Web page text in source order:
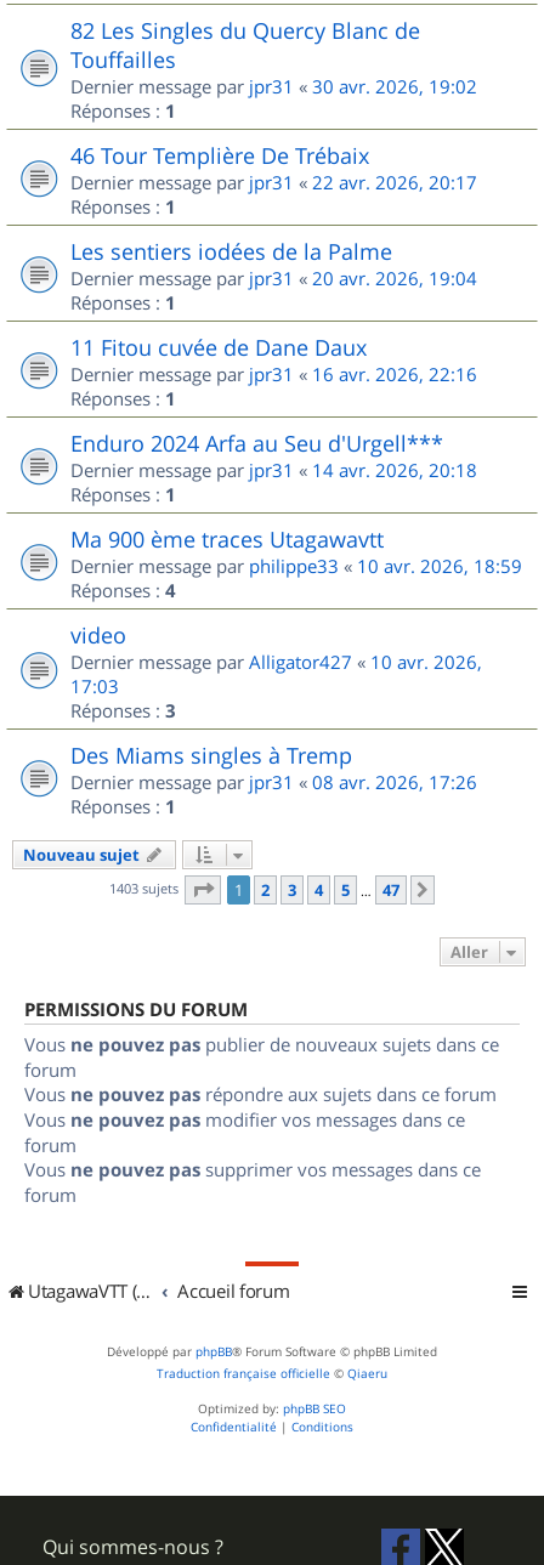
82 Les Singles du Quercy Blanc de
Touffailles
Dernier message par jpr31 « 30 avr. 2026, 19:02
Réponses : 1
46 Tour Templière De Trébaix
Dernier message par jpr31 « 22 avr. 2026, 20:17
Réponses : 1
Les sentiers iodées de la Palme
Dernier message par jpr31 « 20 avr. 2026, 19:04
Réponses : 1
11 Fitou cuvée de Dane Daux
Dernier message par jpr31 « 16 avr. 2026, 22:16
Réponses : 1
Enduro 2024 Arfa au Seu d'Urgell***
Dernier message par jpr31 « 14 avr. 2026, 20:18
Réponses : 1
Ma 900 ème traces Utagawavtt
Dernier message par philippe33 « 10 avr. 2026, 18:59
Réponses : 4
video
Dernier message par Alligator427 « 10 avr. 2026,
17:03
Réponses : 3
Des Miams singles à Tremp
Dernier message par jpr31 « 08 avr. 2026, 17:26
Réponses : 1
Nouveau sujet
1403 sujets Page 1sur
1 2 3 4 5 … 47
Aller
PERMISSIONS DU FORUM
Vous ne pouvez pas publier de nouveaux sujets dans ce
forum
Vous ne pouvez pas répondre aux sujets dans ce forum
Vous ne pouvez pas modifier vos messages dans ce
forum
Vous ne pouvez pas supprimer vos messages dans ce
forum
UtagawaVTT (Randos VTT et VTTAE avec traces GPS) Accueil forum
Développé par phpBB® Forum Software © phpBB Limited
Traduction française officielle © Qiaeru
Optimized by: phpBB SEO
Confidentialité | Conditions
Qui sommes-nous ?